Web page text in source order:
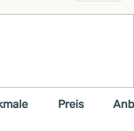
Preis